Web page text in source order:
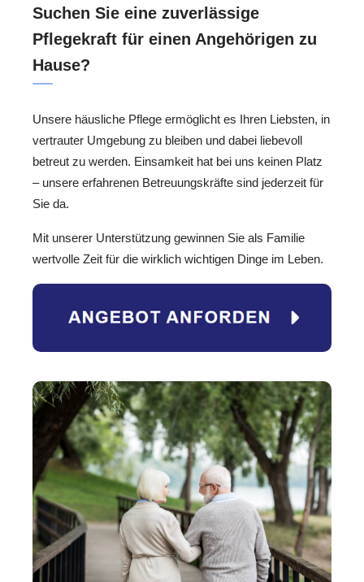
Suchen Sie eine zuverlässige
Pflegekraft für einen Angehörigen zu
Hause?
Unsere häusliche Pflege ermöglicht es Ihren Liebsten, in
vertrauter Umgebung zu bleiben und dabei liebevoll
betreut zu werden. Einsamkeit hat bei uns keinen Platz
– unsere erfahrenen Betreuungskräfte sind jederzeit für
Sie da.
Mit unserer Unterstützung gewinnen Sie als Familie
wertvolle Zeit für die wirklich wichtigen Dinge im Leben.